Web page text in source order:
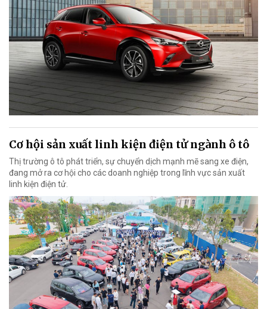
Cơ hội sản xuất linh kiện điện tử ngành ô tô
Thị trường ô tô phát triển, sự chuyển dịch mạnh mẽ sang xe điện,
đang mở ra cơ hội cho các doanh nghiệp trong lĩnh vực sản xuất
linh kiện điện tử.